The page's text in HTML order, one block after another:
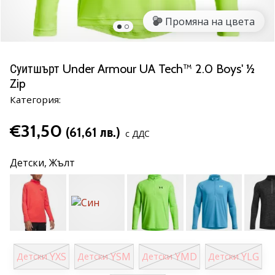
марка
Имате
страст
като
нас?
се
като
на
марката.
11. 8. 2022
1 мин. четене
Партньорска
Промяна на цвета
Суитшърт Under Armour UA Tech™ 2.0 Boys' ½
Zip
Категория:
€31,50 (61,61 лв.) с ДДС
Детски, Жълт
Детски YXS Детски YSM Детски YMD Детски YLG